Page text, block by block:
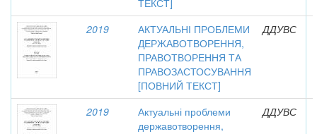
ТЕКСТ]
2019
АКТУАЛЬНІ ПРОБЛЕМИ
ДЕРЖАВОТВОРЕННЯ,
ПРАВОТВОРЕННЯ ТА
ПРАВОЗАСТОСУВАННЯ
[ПОВНИЙ ТЕКСТ]
ДДУВС
2019
Актуальні проблеми
державотворення,
ДДУВС